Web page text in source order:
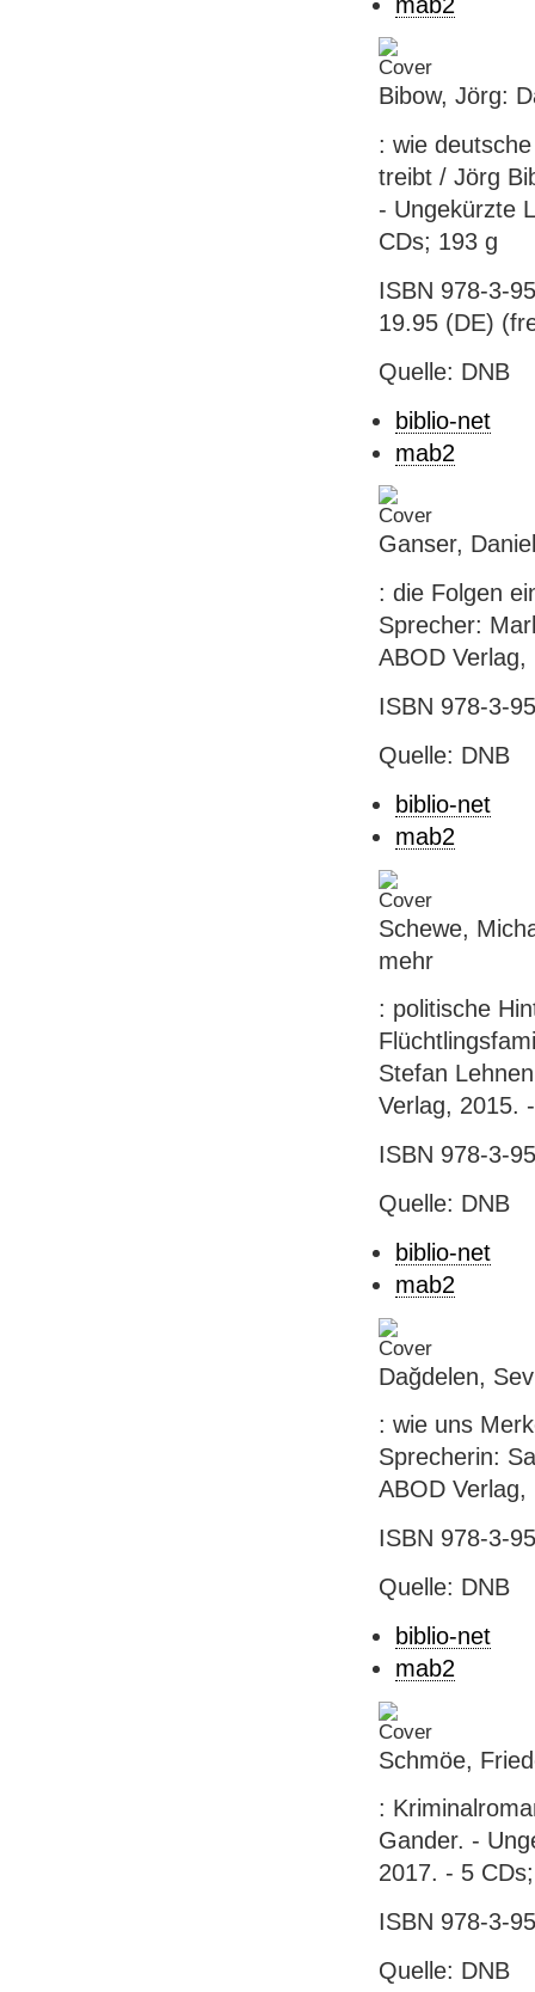
Bibow, Jörg:
: wie
treibt / Jörg
- Ungekürzte
CDs; 193 g
ISBN 978-3-
19.95 (DE)
Quelle: DNB
biblio-net
mab2
Ganser,
: die Folgen
Sprecher:
ABOD
ISBN 978-3-
Quelle: DNB
biblio-net
mab2
Schewe,
mehr
: politische
Stefan
Verlag, 2015.
ISBN 978-3-
Quelle: DNB
biblio-net
mab2
Dağdelen,
: wie uns
Sprecherin:
ABOD
ISBN 978-3-
Quelle: DNB
biblio-net
mab2
Schmöe,
:
Gander. -
2017. - 5
ISBN 978-3-
Quelle: DNB